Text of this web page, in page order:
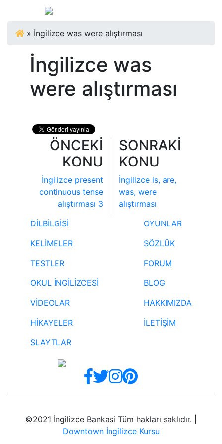
» İngilizce was were alıştırması
İngilizce was
were alıştırması
ÖNCEKİ
KONU
İngilizce present
continuous tense
alıştırması 3
SONRAKİ
KONU
İngilizce is, are,
was, were
alıştırması
DİLBİLGİSİ
KELİMELER
TESTLER
OKUL İNGİLİZCESİ
VİDEOLAR
HİKAYELER
SLAYTLAR
OYUNLAR
SÖZLÜK
FORUM
BLOG
HAKKIMIZDA
İLETİŞİM
©2021 İngilizce Bankasi Tüm hakları saklıdır. |
Downtown İngilizce Kursu